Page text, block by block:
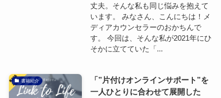
丈夫。そんな私も同じ悩みを抱えて
います。 みなさん、こんにちは！メ
ディアカウンセラーのおかちんで
す。 今回は、そんな私が2021年にひ
そかに立てていた「...
書籍紹介
「”片付けオンラインサポート”を
一人ひとりに合わせて展開した